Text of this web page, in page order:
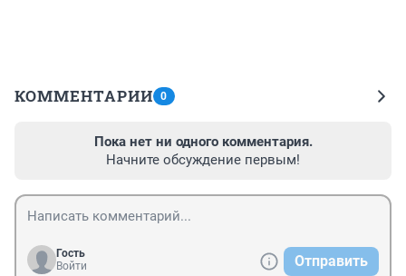
КОММЕНТАРИИ 0
Пока нет ни одного комментария.
Начните обсуждение первым!
Гость
Войти
Отправить